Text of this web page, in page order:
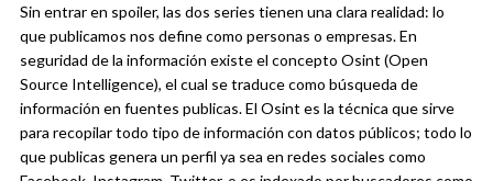
Sin entrar en spoiler, las dos series tienen una clara realidad: lo
que publicamos nos define como personas o empresas. En
seguridad de la información existe el concepto Osint (Open
Source Intelligence), el cual se traduce como búsqueda de
información en fuentes publicas. El Osint es la técnica que sirve
para recopilar todo tipo de información con datos públicos; todo lo
que publicas genera un perfil ya sea en redes sociales como